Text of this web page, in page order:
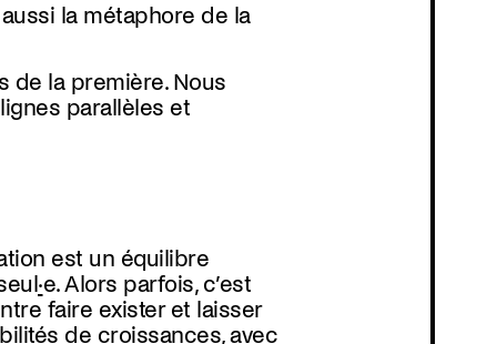
la métaphore de la
de la première. Nous
parallèles et
est un équilibre
·e. Alors parfois, c’est
faire exister et laisser
de croissances, avec